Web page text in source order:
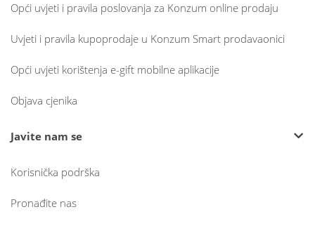
Opći uvjeti i pravila poslovanja za Konzum online prodaju
Uvjeti i pravila kupoprodaje u Konzum Smart prodavaonici
Opći uvjeti korištenja e-gift mobilne aplikacije
Objava cjenika
Javite nam se
Korisnička podrška
Pronađite nas